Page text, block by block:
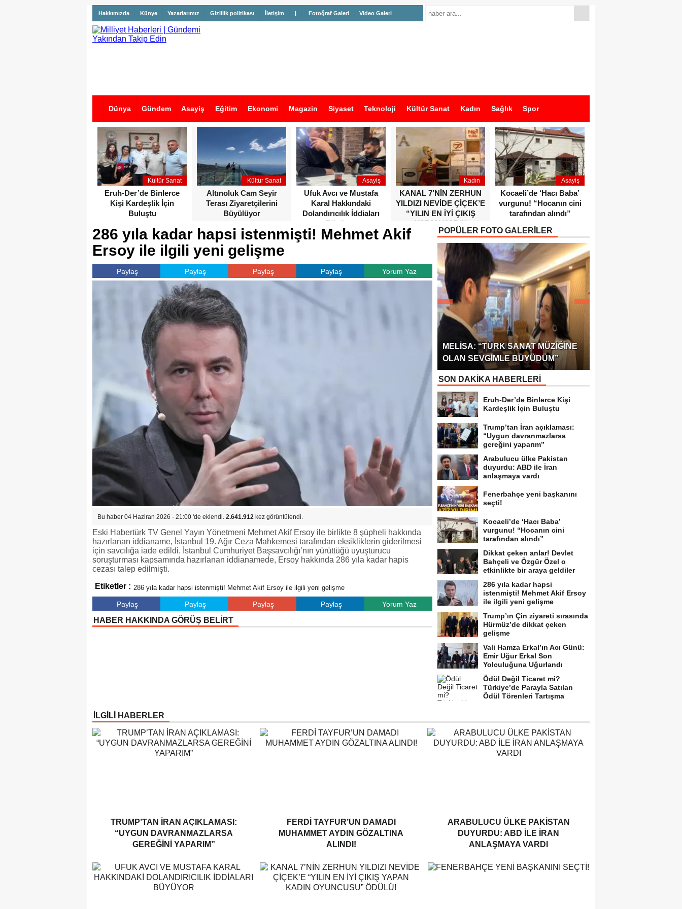
Hakkımızda Künye Yazarlarımız Gizlilik politikası İletişim | Fotoğraf Galeri Video Galeri
Dünya Gündem Asayiş Eğitim Ekonomi Magazin Siyaset Teknoloji Kültür Sanat Kadın Sağlık Spor
İş İlanları
Kültür Sanat
Eruh-Der’de Binlerce
Kişi Kardeşlik İçin
Buluştu
Kültür Sanat
Altınoluk Cam Seyir
Terası Ziyaretçilerini
Büyülüyor
Asayiş
Ufuk Avcı ve Mustafa
Karal Hakkındaki
Dolandırıcılık İddiaları
Büyüyor
Kadın
KANAL 7’NİN ZERHUN
YILDIZI NEVİDE ÇİÇEK’E
“YILIN EN İYİ ÇIKIŞ
YAPAN KADIN
OYUNCUSU” ÖDÜLÜ!
Asayiş
Kocaeli’de ‘Hacı Baba’
vurgunu! “Hocanın cini
tarafından alındı”
286 yıla kadar hapsi istenmişti! Mehmet Akif
Ersoy ile ilgili yeni gelişme
Paylaş Paylaş Paylaş Paylaş Yorum Yaz
Bu haber 04 Haziran 2026 - 21:00 'de eklendi. 2.641.912 kez görüntülendi.
Eski Habertürk TV Genel Yayın Yönetmeni Mehmet Akif Ersoy ile birlikte 8 şüpheli hakkında
hazırlanan iddianame, İstanbul 19. Ağır Ceza Mahkemesi tarafından eksikliklerin giderilmesi
için savcılığa iade edildi. İstanbul Cumhuriyet Başsavcılığı’nın yürüttüğü uyuşturucu
soruşturması kapsamında hazırlanan iddianamede, Ersoy hakkında 286 yıla kadar hapis
cezası talep edilmişti.
Etiketler : 286 yıla kadar hapsi istenmişti! Mehmet Akif Ersoy ile ilgili yeni gelişme
Paylaş Paylaş Paylaş Paylaş Yorum Yaz
HABER HAKKINDA GÖRÜŞ BELİRT
POPÜLER FOTO GALERİLER
MELISA: “TÜRK SANAT MÜZIĞINE
OLAN SEVGIMLE BÜYÜDÜM”
SON DAKİKA HABERLERİ
Eruh-Der’de Binlerce Kişi
Kardeşlik İçin Buluştu
Trump’tan İran açıklaması:
“Uygun davranmazlarsa
gereğini yaparım”
Arabulucu ülke Pakistan
duyurdu: ABD ile İran
anlaşmaya vardı
Fenerbahçe yeni başkanını
seçti!
Kocaeli’de ‘Hacı Baba’
vurgunu! “Hocanın cini
tarafından alındı”
Dikkat çeken anlar! Devlet
Bahçeli ve Özgür Özel o
etkinlikte bir araya geldiler
286 yıla kadar hapsi
istenmişti! Mehmet Akif Ersoy
ile ilgili yeni gelişme
Trump’ın Çin ziyareti sırasında
Hürmüz’de dikkat çeken
gelişme
Vali Hamza Erkal’ın Acı Günü:
Emir Uğur Erkal Son
Yolculuğuna Uğurlandı
Ödül Değil Ticaret mi?
Türkiye’de Parayla Satılan
Ödül Törenleri Tartışma
İLGİLİ HABERLER
TRUMP’TAN İRAN AÇIKLAMASI:
“UYGUN DAVRANMAZLARSA
GEREĞINI YAPARIM”
FERDI TAYFUR’UN DAMADI
MUHAMMET AYDIN GÖZALTINA
ALINDI!
ARABULUCU ÜLKE PAKISTAN
DUYURDU: ABD ILE İRAN
ANLAŞMAYA VARDI